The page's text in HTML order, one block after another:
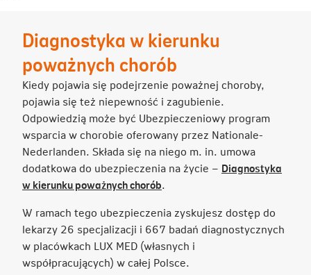
Diagnostyka w kierunku
poważnych chorób
Kiedy pojawia się podejrzenie poważnej choroby,
pojawia się też niepewność i zagubienie.
Odpowiedzią może być Ubezpieczeniowy program
wsparcia w chorobie oferowany przez Nationale-
Nederlanden. Składa się na niego m. in. umowa
dodatkowa do ubezpieczenia na życie – Diagnostyka
w kierunku poważnych chorób
się
w
nowej
karcie
.
W ramach tego ubezpieczenia zyskujesz dostęp do
lekarzy 26 specjalizacji i 667 badań diagnostycznych
w placówkach LUX MED (własnych i
współpracujących) w całej Polsce.